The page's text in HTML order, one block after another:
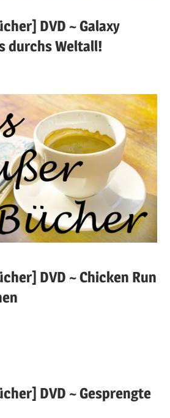
DVD ~ Galaxy
durchs Weltall!
DVD ~ Chicken Run
DVD ~ Gesprengte